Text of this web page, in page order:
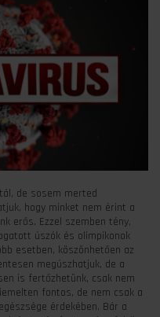
de sosem merted
hogy minket nem érint a
erős. Ezzel szemben tény,
úszók és olimpikonok
esetben, köszönhetően az
megúszhatjuk, de a
is fertőzhetünk, csak nem
fontos, de nem csak a
érdekében. Bár a